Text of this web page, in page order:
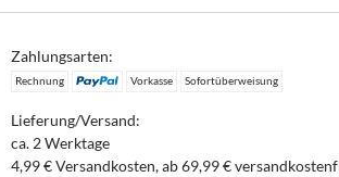
Zahlungsarten:
Rechnung Vorkasse Sofortüberweisung
Lieferung/Versand:
ca. 2 Werktage
4,99 € Versandkosten, ab 69,99 €